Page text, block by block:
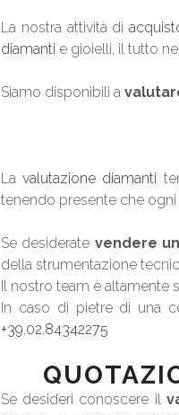
La nostra attività di
diamanti e gioielli, il tutto
Siamo disponibili a
Lavalutazione diamanti
tenendo presente che
Se desiderate vendere
della strumentazione
Il nostro team è altamente
In caso di pietre di una
+39.02.84342275
Se desideri conoscere il